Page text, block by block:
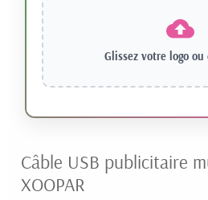
Glissez votre logo ou
Câble USB publicitaire
XOOPAR